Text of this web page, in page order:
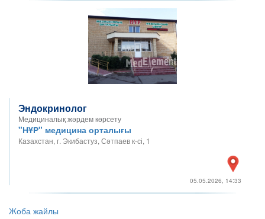
Эндокринолог
Медициналық жәрдем көрсету
"НҰР" медицина орталығы
Казахстан, г. Экибастуз, Сәтпаев к-сі, 1
05.05.2026, 14:33
Жоба жайлы